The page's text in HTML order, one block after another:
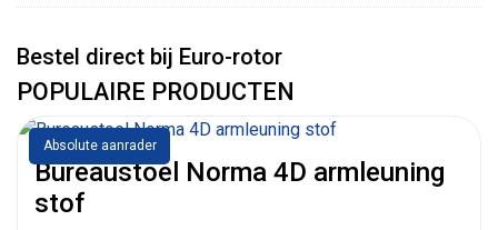
Bestel direct bij Euro-rotor
POPULAIRE PRODUCTEN
Absolute aanrader
Bureaustoel Norma 4D armleuning
stof